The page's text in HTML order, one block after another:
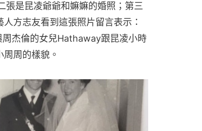
張是昆凌爺爺和嫲嫲的婚照；第三
方志友看到這張照片留言表示：
周杰倫的女兒Hathaway跟昆凌小時
周的樣貌。